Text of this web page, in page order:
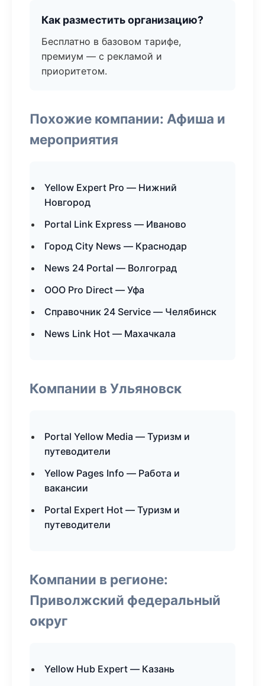
Как разместить организацию?
Бесплатно в базовом тарифе,
премиум — с рекламой и
приоритетом.
Похожие компании: Афиша и
мероприятия
Yellow Expert Pro — Нижний
Новгород
Portal Link Express — Иваново
Город City News — Краснодар
News 24 Portal — Волгоград
ООО Pro Direct — Уфа
Справочник 24 Service — Челябинск
News Link Hot — Махачкала
Компании в Ульяновск
Portal Yellow Media — Туризм и
путеводители
Yellow Pages Info — Работа и
вакансии
Portal Expert Hot — Туризм и
путеводители
Компании в регионе:
Приволжский федеральный
округ
Yellow Hub Expert — Казань